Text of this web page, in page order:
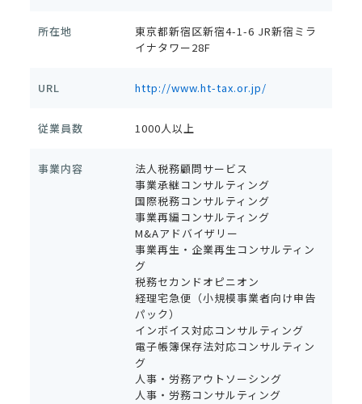
所在地
東京都新宿区新宿4-1-6 JR新宿ミラ
イナタワー28F
URL http://www.ht-tax.or.jp/
従業員数 1000人以上
事業内容
法人税務顧問サービス
事業承継コンサルティング
国際税務コンサルティング
事業再編コンサルティング
M&Aアドバイザリー
事業再生・企業再生コンサルティン
グ
税務セカンドオピニオン
経理宅急便（小規模事業者向け申告
パック）
インボイス対応コンサルティング
電子帳簿保存法対応コンサルティン
グ
人事・労務アウトソーシング
人事・労務コンサルティング